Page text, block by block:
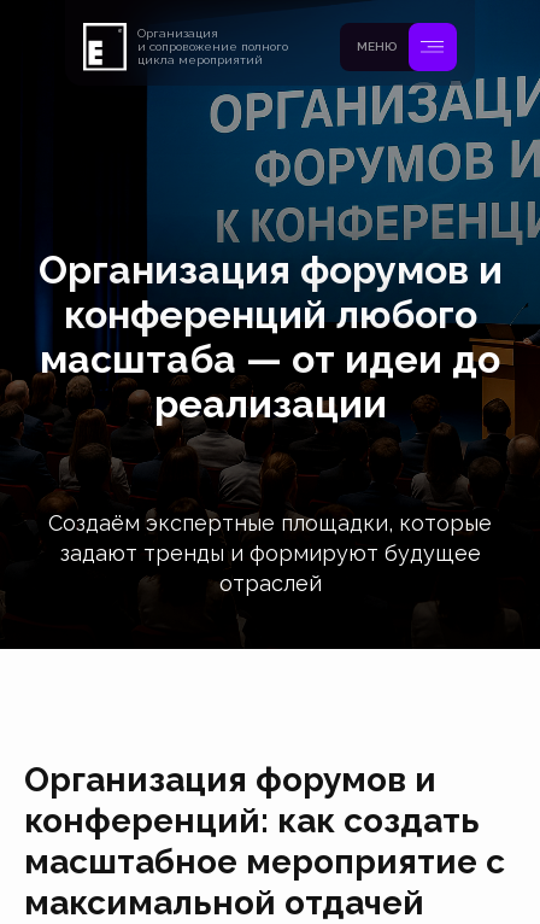
МЕНЮ
Организация
и сопровожение полного
цикла мероприятий
Организация форумов и
конференций любого
масштаба — от идеи до
реализации
Создаём экспертные площадки, которые
задают тренды и формируют будущее
отраслей
Организация форумов и
конференций: как создать
масштабное мероприятие с
максимальной отдачей